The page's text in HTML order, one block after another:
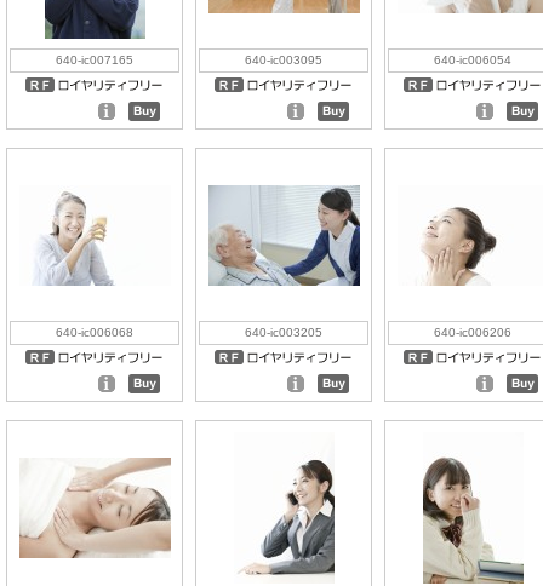
640-ic007165 640-ic003095 640-ic006054
640-ic006068 640-ic003205 640-ic006206